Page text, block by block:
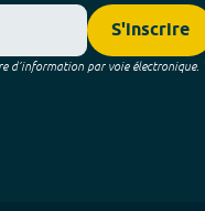
S'inscrire
d’information par voie électronique.